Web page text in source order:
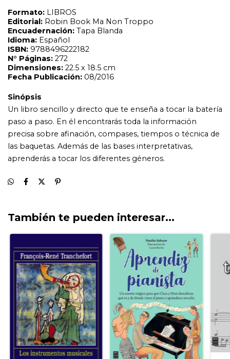
precisa sobre afinación, compases, tiempos o técnica de
las baquetas. Además de las bases interpretativas,
aprenderás a tocar los diferentes géneros.
También te pueden interesar...